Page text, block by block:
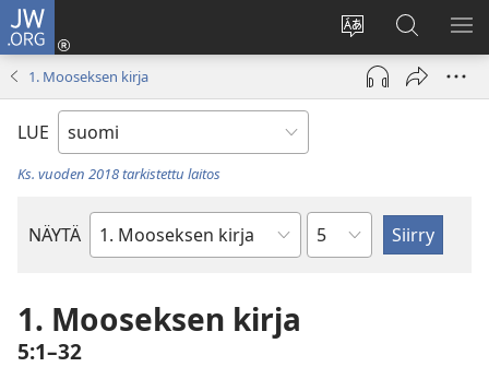
JW.ORG
Vaihda
sivuston
kieli
Kirjaudu
(avaa
uuden
ikkunan)
Hae
JW.ORG-
sivustolta
1. Mooseksen kirja
LUE
Ks. vuoden 2018 tarkistettu laitos
NÄYTÄ
Raamatun
Luku
1. Mooseksen kirja
5:1–32